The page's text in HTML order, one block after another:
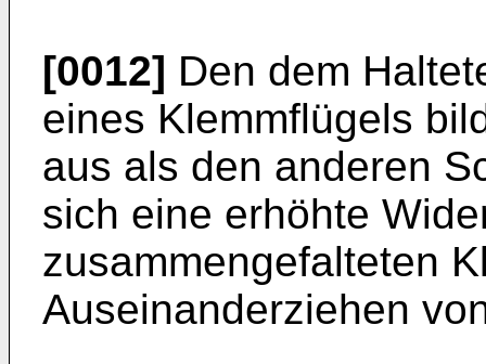
[0012] Den dem
eines Klemmflügels
aus als den anderen
sich eine erhöhte
zusammengefalteten
Auseinanderziehen